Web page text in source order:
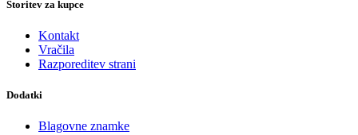
Storitev za kupce
Kontakt
Vračila
Razporeditev strani
Dodatki
Blagovne znamke